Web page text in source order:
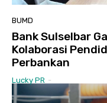
BUMD
Bank Sulselbar
Kolaborasi
Perbankan
Lucky PR -